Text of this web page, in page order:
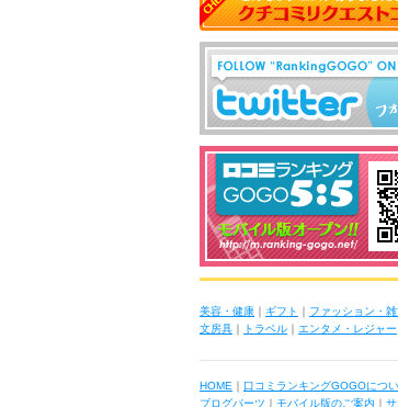
美容・健康 ｜ ギフト ｜ ファッション・
文房具 ｜ トラベル ｜ エンタメ・レジャー
HOME ｜ 口コミランキングGOGOにつ
ブログパーツ ｜ モバイル版のご案内 ｜